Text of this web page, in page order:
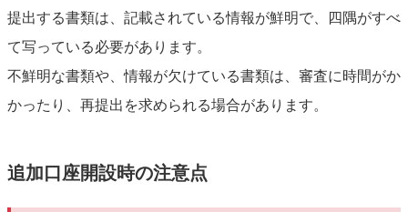
提出する書類は、記載されている情報が鮮明で、四隅がすべ
て写っている必要があります。
不鮮明な書類や、情報が欠けている書類は、審査に時間がか
かったり、再提出を求められる場合があります。
追加口座開設時の注意点